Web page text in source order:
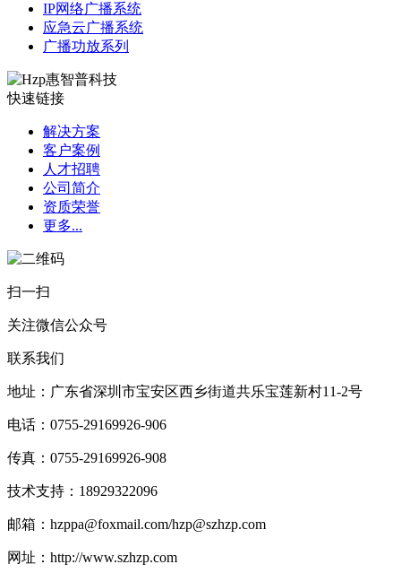
IP网络广播系统
应急云广播系统
广播功放系列
快速链接
解决方案
客户案例
人才招聘
公司简介
资质荣誉
更多...
扫一扫
关注微信公众号
联系我们
地址：广东省深圳市宝安区西乡街道共乐宝莲新村11-2号​
电话：0755-29169926-906​
传真：0755-29169926-908
技术支持：18929322096
邮箱：hzppa@foxmail.com/hzp@szhzp.com
网址：http://www.szhzp.com